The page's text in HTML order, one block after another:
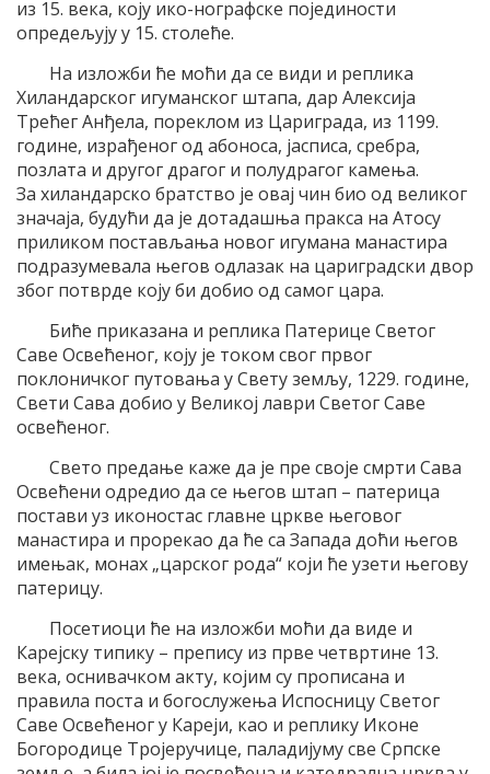
из 15. века, коју ико-нографске појединости
опредељују у 15. столеће.
На изложби ће моћи да се види и реплика
Хиландарског игуманског штапа, дар Алексија
Трећег Анђела, пореклом из Цариграда, из 1199.
године, израђеног од абоноса, јасписа, сребра,
позлата и другог драгог и полудрагог камења.
За хиландарско братство је овај чин био од великог
значаја, будући да је дотадашња пракса на Атосу
приликом постављања новог игумана манастира
подразумевала његов одлазак на цариградски двор
због потврде коју би добио од самог цара.
Биће приказана и реплика Патерице Светог
Саве Освећеног, коју је током свог првог
поклоничког путовања у Свету земљу, 1229. године,
Свети Сава добио у Великој лаври Светог Саве
освећеног.
Свето предање каже да је пре своје смрти Сава
Освећени одредио да се његов штап – патерица
постави уз иконостас главне цркве његовог
манастира и прорекао да ће са Запада доћи његов
имењак, монах „царског рода“ који ће узети његову
патерицу.
Посетиоци ће на изложби моћи да виде и
Карејску типику – препису из прве четвртине 13.
века, оснивачком акту, којим су прописана и
правила поста и богослужења Испосницу Светог
Саве Освећеног у Кареји, као и реплику Иконе
Богородице Тројеручице, паладијуму све Српске